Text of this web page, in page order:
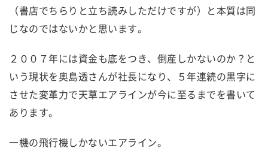
（書店でちらりと立ち読みしただけですが）と本質は同
じなのではないかと思います。
２００７年には資金も底をつき、倒産しかないのか？と
いう現状を奥島透さんが社長になり、５年連続の黒字に
させた変革力で天草エアラインが今に至るまでを書いて
あります。
一機の飛行機しかないエアライン。